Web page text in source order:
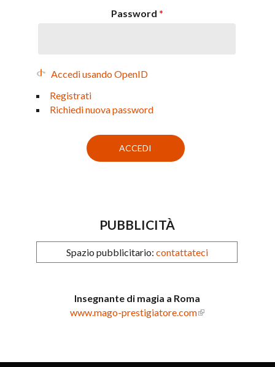
Password *
Accedi usando OpenID
Registrati
Richiedi nuova password
PUBBLICITÀ
Spazio pubblicitario: contattateci
Insegnante di magia a Roma
www.mago-prestigiatore.com